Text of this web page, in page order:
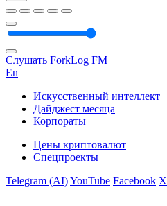
Слушать ForkLog FM
En
Искусственный интеллект
Дайджест месяца
Корпораты
Цены криптовалют
Спецпроекты
Telegram (AI)YouTube Facebook X